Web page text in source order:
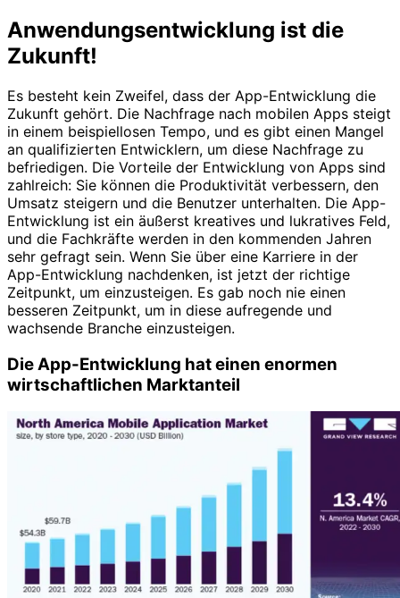
Anwendungsentwicklung ist die
Zukunft!
Es besteht kein Zweifel, dass der App-Entwicklung die
Zukunft gehört. Die Nachfrage nach mobilen Apps steigt
in einem beispiellosen Tempo, und es gibt einen Mangel
an qualifizierten Entwicklern, um diese Nachfrage zu
befriedigen. Die Vorteile der Entwicklung von Apps sind
zahlreich: Sie können die Produktivität verbessern, den
Umsatz steigern und die Benutzer unterhalten. Die App-
Entwicklung ist ein äußerst kreatives und lukratives Feld,
und die Fachkräfte werden in den kommenden Jahren
sehr gefragt sein. Wenn Sie über eine Karriere in der
App-Entwicklung nachdenken, ist jetzt der richtige
Zeitpunkt, um einzusteigen. Es gab noch nie einen
besseren Zeitpunkt, um in diese aufregende und
wachsende Branche einzusteigen.
Die App-Entwicklung hat einen enormen
wirtschaftlichen Marktanteil